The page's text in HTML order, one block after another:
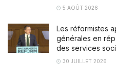
5 AOÛT 2026
Les réformistes
générales en
des services
30 JUILLET 2026